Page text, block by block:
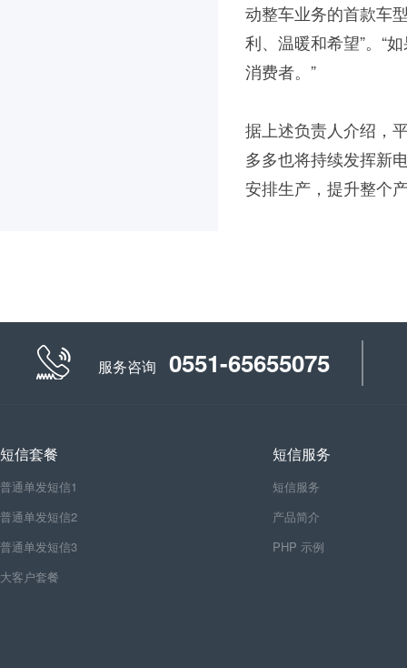
动整车业务的首款车
利、温暖和希望”。“
消费者。”
据上述负责人介绍，
多多也将持续发挥新
安排生产，提升整个
服务咨询 0551-65655075
短信套餐
普通单发短信1
普通单发短信2
普通单发短信3
大客户套餐
短信服务
短信服务
产品简介
PHP 示例